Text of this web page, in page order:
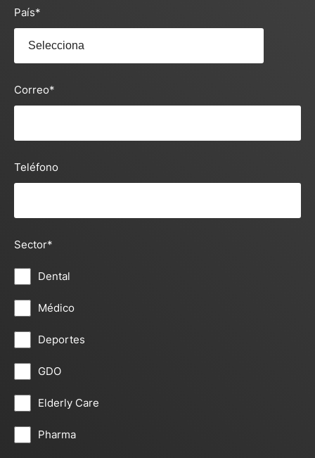
País*
Correo*
Teléfono
Sector*
Dental
Médico
Deportes
GDO
Elderly Care
Pharma